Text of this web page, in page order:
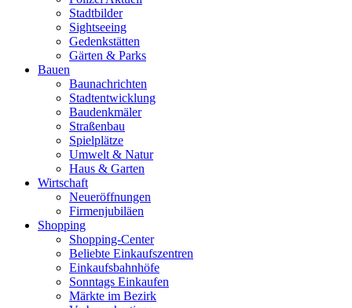
Stadtbilder
Sightseeing
Gedenkstätten
Gärten & Parks
Bauen
Baunachrichten
Stadtentwicklung
Baudenkmäler
Straßenbau
Spielplätze
Umwelt & Natur
Haus & Garten
Wirtschaft
Neueröffnungen
Firmenjubiläen
Shopping
Shopping-Center
Beliebte Einkaufszentren
Einkaufsbahnhöfe
Sonntags Einkaufen
Märkte im Bezirk